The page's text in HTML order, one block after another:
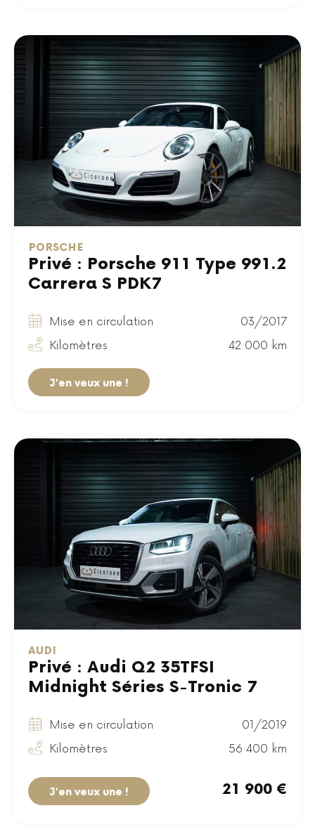
PORSCHE
Privé : Porsche 911 Type 991.2
Carrera S PDK7
Mise en circulation
03/2017
Kilomètres
42 000 km
J'en veux une !
AUDI
Privé : Audi Q2 35TFSI
Midnight Séries S-Tronic 7
Mise en circulation
01/2019
Kilomètres
56 400 km
J'en veux une ! 21 900 €